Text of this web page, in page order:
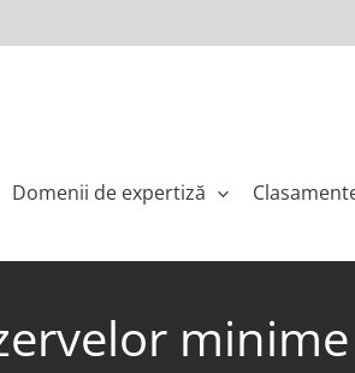
Domenii de expertiză